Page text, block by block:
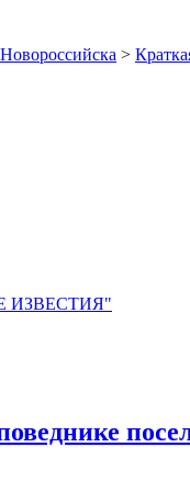
>
ИЗВЕСТИЯ"